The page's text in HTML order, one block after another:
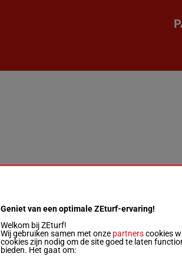
Geniet van een optimale ZEturf-ervaring!
Welkom bij ZEturf!
Wij gebruiken samen met onze partnerscookies
cookies zijn nodig om de site goed te laten
bieden. Het gaat om: